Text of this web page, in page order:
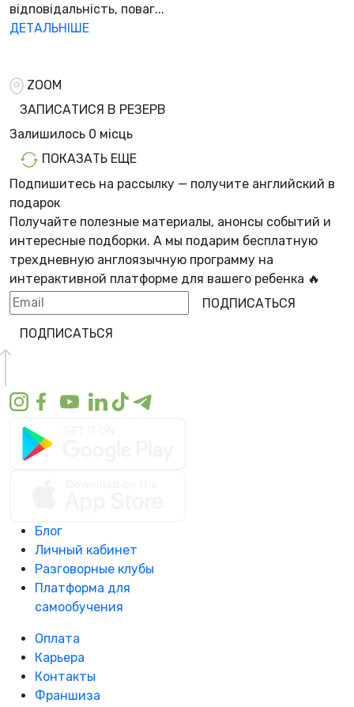
відповідальність, поваг...
ДЕТАЛЬНІШЕ
ZOOM
ЗАПИСАТИСЯ В РЕЗЕРВ
Залишилось 0 місць
ПОКАЗАТЬ ЕЩЕ
Подпишитесь на рассылку — получите английский в
подарок
Получайте полезные материалы, анонсы событий и
интересные подборки. А мы подарим бесплатную
трехдневную англоязычную программу на
интерактивной платформе для вашего ребенка 🔥
ПОДПИСАТЬСЯ
ПОДПИСАТЬСЯ
Блог
Личный кабинет
Разговорные клубы
Платформа для
самообучения
Оплата
Карьера
Контакты
Франшиза